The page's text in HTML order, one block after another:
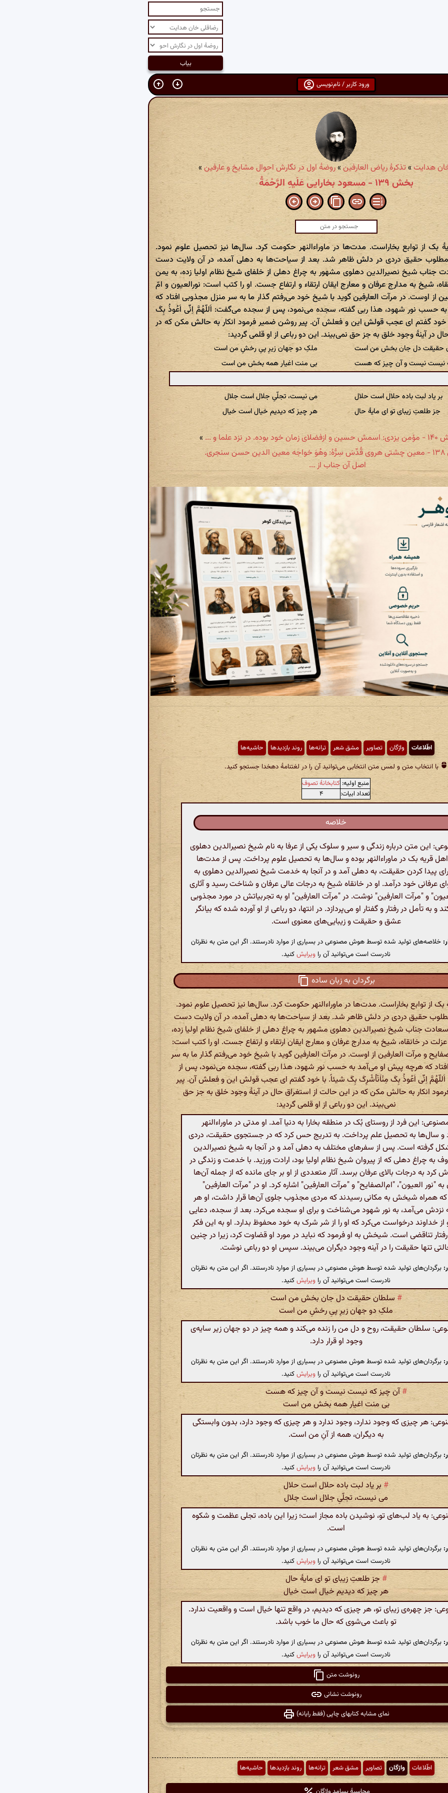
ورود کاربر / نام‌نویسی
هدایت» تذکرهٔ ریاض العارفین»روضهٔ اول در نگارش احوال مشایخ و عارفین»
بخش ۱۳۹ - مسعود بخارایی عَلَیهِ الرَّحْمَةُ
بک از توابع بخاراست. مدت‌ها در ماوراءالنهر حکومت کرد. سال‌ها نیز تحصیل علوم نمود.
حقیق دردی در دلش ظاهر شد. بعد از سیاحت‌ها به دهلی آمده، در آن ولایت دست
جناب شیخ نصیرالدین دهلوی مشهور به چراغ دهلی از خلفای شیخ نظام اولیا زده، به یمن
شیخ به مدارج عرفان و معارج ایقان ارتقاء و ارتفاع جست. او را کتب است: نورالعیون و امّ
از اوست. در مرآت العارفین گوید با شیخ خود می‌رفتم گذار ما به سر منزل مجذوبی افتاد که
حسب نور شهود، هذا ربی گفته، سجده می‌نمود، پس از سجده می‌گفت: اَللّهُمَّ اِنِّی اَعُوذُ بِکَ
خود گفتم ای عجب قولش این و فعلش آن. پیر روشن ضمیر فرمود انکار به حالش مکن که در
در آینهٔ وجود خلق به جز حق نمی‌بیند. این دو رباعی از او قلمی گردید:
حقیقت دل جان بخش من است
ملکِ دو جهان زیرِ پیِ رخشِ من است
نیست نیست و آن چیز که هست
بی منت اغیار همه بخش من است
بر یاد لبت باده حلال است حلال
می نیست، تجلّیِ جلال است جلال
جز طلعتِ زیبای تو ای مایهٔ حال
هر چیز که دیدیم خیال است خیال
بوده. در نزد علما و ...
»
بخش ۱۳۸ - معین چشتی هروی قُدِّسَ سِرُّهُ: وهُوَ خواجه معین الدین حسن سنجری.
اصل آن جناب از ...
اطّلاعات واژگان تصاویر مشق شعر ترانه‌ها روند بازدیدها حاشیه‌ها
با انتخاب متن و لمس متن انتخابی می‌توانید آن را در لغتنامهٔ دهخدا جستجو کنید.
منبع اولیه: کتابخانهٔ تصوف
تعداد ابیات:
۴
خلاصه
این متن درباره زندگی و سیر و سلوک یکی از عرفا به نام شیخ نصیرالدین دهلوی
قریه بک در ماوراءالنهر بوده و سال‌ها به تحصیل علوم پرداخت. پس از مدت‌ها
پیدا کردن حقیقت، به دهلی آمد و در آنجا به خدمت شیخ نصیرالدین دهلوی به
عرفانی خود درآمد. او در خانقاه شیخ به درجات عالی عرفان و شناخت رسید و آثاری
و "مرآت العارفین" نوشت. در "مرآت العارفین" او به تجربیاتش در مورد مجذوبی
و به تأمل در رفتار و گفتار او می‌پردازد. در انتها، دو رباعی از او آورده شده که بیانگر
عشق و حقیقت و زیبایی‌های معنوی است.
خلاصه‌های تولید شده توسط هوش مصنوعی در بسیاری از موارد نادرستند. اگر این متن به نظرتان
نادرست است می‌توانید آن را ویرایشکنید.
برگردان به زبان ساده
از توابع بخاراست. مدت‌ها در ماوراءالنهر حکومت کرد. سال‌ها نیز تحصیل علوم نمود.
حقیق دردی در دلش ظاهر شد. بعد از سیاحت‌ها به دهلی آمده، در آن ولایت دست
جناب شیخ نصیرالدین دهلوی مشهور به چراغ دهلی از خلفای شیخ نظام اولیا زده،
در خانقاه، شیخ به مدارج عرفان و معارج ایقان ارتقاء و ارتفاع جست. او را کتب است:
و مرآت العارفین از اوست. در مرآت العارفین گوید با شیخ خود می‌رفتم گذار ما به سر
که هرچه پیش او می‌آمد به حسب نور شهود، هذا ربی گفته، سجده می‌نمود، پس از
اِنِّی اَعُوذُ بِکَ مِنْاَنْاُشْرِکَ بِکَ شیئاً. با خود گفتم ای عجب قولش این و فعلش آن. پیر
انکار به حالش مکن که در این حالت از استغراق حال در آینهٔ وجود خلق به جز حق
نمی‌بیند. این دو رباعی از او قلمی گردید:
این فرد از روستای بُک در منطقه بخارا به دنیا آمد. او مدتی در ماوراءالنهر
سال‌ها به تحصیل علم پرداخت. به تدریج حس کرد که در جستجوی حقیقت، دردی
گرفته است. پس از سفرهای مختلف به دهلی آمد و در آنجا به شیخ نصیرالدین
به چراغ دهلی که از پیروان شیخ نظام اولیا بود، ارادت ورزید. با خدمت و زندگی در
کرد به درجات بالای عرفان برسد. آثار متعددی از او بر جای مانده که از جمله آن‌ها
"نور العیون"، "ام‌الصفایح" و "مرآت العارفین" اشاره کرد. او در "مرآت العارفین"
همراه شیخش به مکانی رسیدند که مردی مجذوب جلوی آن‌ها قرار داشت، او هر
نزدش می‌آمد، به نور شهود می‌شناخت و برای او سجده می‌کرد. بعد از سجده، دعایی
خداوند درخواست می‌کرد که او را از شر شرک به خود محفوظ بدارد. او به این فکر
تناقضی است. شیخش به او فرمود که نباید در مورد او قضاوت کرد، زیرا در چنین
تنها حقیقت را در آینه وجود دیگران می‌بیند. سپس او دو رباعی نوشت.
برگردان‌های تولید شده توسط هوش مصنوعی در بسیاری از موارد نادرستند. اگر این متن به نظرتان
نادرست است می‌توانید آن را ویرایشکنید.
# سلطان حقیقت دل جان بخش من است
ملکِ دو جهان زیرِ پیِ رخشِ من است
سلطان حقیقت، روح و دل من را زنده می‌کند و همه چیز در دو جهان زیر سایه‌ی
وجود او قرار دارد.
برگردان‌های تولید شده توسط هوش مصنوعی در بسیاری از موارد نادرستند. اگر این متن به نظرتان
نادرست است می‌توانید آن را ویرایشکنید.
#آن چیز که نیست نیست و آن چیز که هست
بی منت اغیار همه بخش من است
هر چیزی که وجود ندارد، وجود ندارد و هر چیزی که وجود دارد، بدون وابستگی
به دیگران، همه از آنِ من است.
برگردان‌های تولید شده توسط هوش مصنوعی در بسیاری از موارد نادرستند. اگر این متن به نظرتان
نادرست است می‌توانید آن را ویرایشکنید.
#بر یاد لبت باده حلال است حلال
می نیست، تجلّیِ جلال است جلال
به یاد لب‌های تو، نوشیدن باده مجاز است؛ زیرا این باده، تجلی عظمت و شکوه
است.
برگردان‌های تولید شده توسط هوش مصنوعی در بسیاری از موارد نادرستند. اگر این متن به نظرتان
نادرست است می‌توانید آن را ویرایشکنید.
# جز طلعتِ زیبای تو ای مایهٔ حال
هر چیز که دیدیم خیال است خیال
جز چهره‌ی زیبای تو، هر چیزی که دیدیم، در واقع تنها خیال است و واقعیت ندارد.
تو باعث می‌شوی که حال ما خوب باشد.
برگردان‌های تولید شده توسط هوش مصنوعی در بسیاری از موارد نادرستند. اگر این متن به نظرتان
نادرست است می‌توانید آن را ویرایشکنید.
رونوشت متن
رونوشت نشانی
نمای مشابه کتابهای چاپی (فقط رایانه)
اطّلاعات واژگان تصاویر مشق شعر ترانه‌ها روند بازدیدها حاشیه‌ها